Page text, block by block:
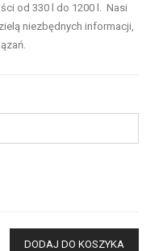
od 330 l do 1200 l. Nasi
niezbędnych informacji,
DODAJ DO KOSZYKA